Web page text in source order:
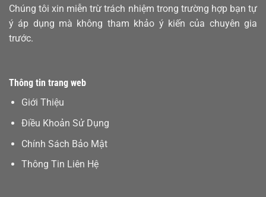
Chúng tôi xin miễn trừ trách nhiệm trong trường hợp bạn tự
ý áp dụng mà không tham khảo ý kiến của chuyên gia
trước.
Thông tin trang web
Giới Thiệu
Điều Khoản Sử Dụng
Chính Sách Bảo Mật
Thông Tin Liên Hệ